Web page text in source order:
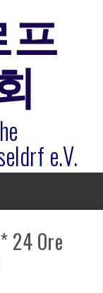
복음 15:1-17) 손
e.V.
24 Ore